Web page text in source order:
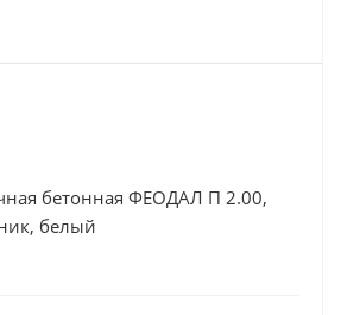
бетонная ФЕОДАЛ П 2.00,
белый